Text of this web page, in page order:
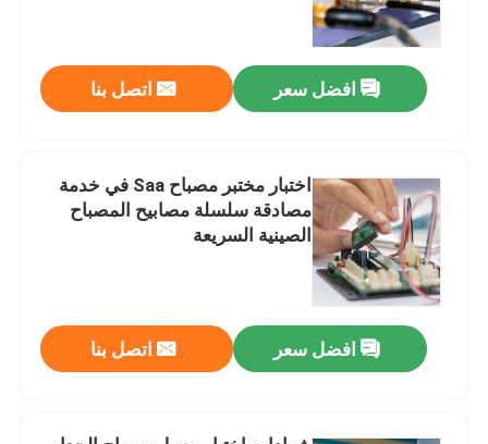
افضل سعر اتصل بنا
اختبار مختبر مصباح Saa في خدمة
مصادقة سلسلة مصابيح المصباح
الصينية السريعة
افضل سعر اتصل بنا